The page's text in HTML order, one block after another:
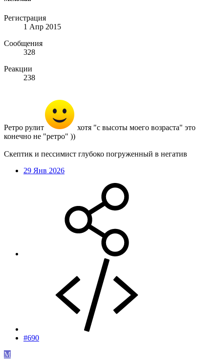
Регистрация
1 Апр 2015
Сообщения
328
Реакции
238
Ретро рулит
хотя "с высоты моего возраста" это
конечно не "ретро" ))
Скептик и пессимист глубоко погруженный в негатив
29 Янв 2026
#690
M